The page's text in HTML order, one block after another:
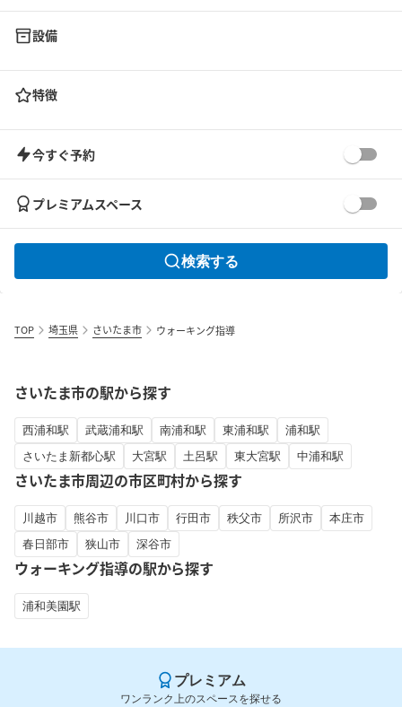
設備
特徴
今すぐ予約
プレミアムスペース
検索する
TOP 埼玉県 さいたま市 ウォーキング指導
さいたま市の駅から探す
西浦和駅 武蔵浦和駅 南浦和駅 東浦和駅
浦和駅
さいたま新都心駅
大宮駅 土呂駅 東大宮駅 中浦和駅
さいたま市周辺の市区町村から探す
川越市 熊谷市 川口市 行田市 秩父市 所沢市
本庄市
春日部市
狭山市 深谷市
ウォーキング指導の駅から探す
浦和美園駅
プレミアム
ワンランク上のスペースを探せる